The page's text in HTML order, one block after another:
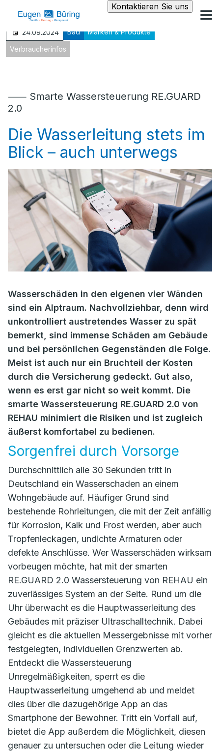
Kontaktieren Sie uns
24.09.2024 Bad Marken & Produkte
Verbraucherinfos
⸺ Smarte Wassersteuerung RE.GUARD
2.0
Die Wasserleitung stets im
Blick – auch unterwegs
Wasserschäden in den eigenen vier Wänden
sind ein Alptraum. Nachvollziehbar, denn wird
unkontrolliert austretendes Wasser zu spät
bemerkt, sind immense Schäden am Gebäude
und bei persönlichen Gegenständen die Folge.
Meist ist auch nur ein Bruchteil der Kosten
durch die Versicherung gedeckt. Gut also,
wenn es erst gar nicht so weit kommt. Die
smarte Wassersteuerung RE.GUARD 2.0 von
REHAU minimiert die Risiken und ist zugleich
äußerst komfortabel zu bedienen.
Sorgenfrei durch Vorsorge
Durchschnittlich alle 30 Sekunden tritt in
Deutschland ein Wasserschaden an einem
Wohngebäude auf. Häufiger Grund sind
bestehende Rohrleitungen, die mit der Zeit anfällig
für Korrosion, Kalk und Frost werden, aber auch
Tropfenleckagen, undichte Armaturen oder
defekte Anschlüsse. Wer Wasserschäden wirksam
vorbeugen möchte, hat mit der smarten
RE.GUARD 2.0 Wassersteuerung von REHAU ein
zuverlässiges System an der Seite. Rund um die
Uhr überwacht es die Hauptwasserleitung des
Gebäudes mit präziser Ultraschalltechnik. Dabei
gleicht es die aktuellen Messergebnisse mit vorher
festgelegten, individuellen Grenzwerten ab.
Entdeckt die Wassersteuerung
Unregelmäßigkeiten, sperrt es die
Hauptwasserleitung umgehend ab und meldet
dies über die dazugehörige App an das
Smartphone der Bewohner. Tritt ein Vorfall auf,
bietet die App außerdem die Möglichkeit, diesen
genauer zu untersuchen oder die Leitung wieder